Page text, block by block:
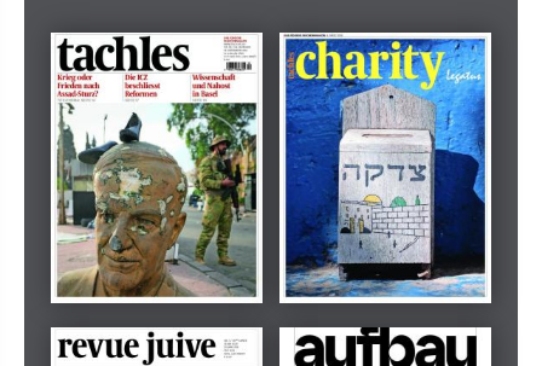
Dezember 2024 März 2026